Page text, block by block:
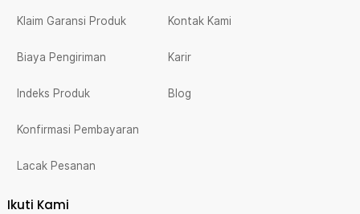
Klaim Garansi Produk
Biaya Pengiriman
Indeks Produk
Konfirmasi Pembayaran
Lacak Pesanan
Kontak Kami
Karir
Blog
Ikuti Kami